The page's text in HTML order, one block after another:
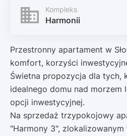
Kompleks
Harmonii
Przestronny apartament w
komfort, korzyści
Świetna propozycja dla tych,
idealnego domu nad morzem
opcji inwestycyjnej.
Na sprzedaż trzypokojowy
"Harmony 3",